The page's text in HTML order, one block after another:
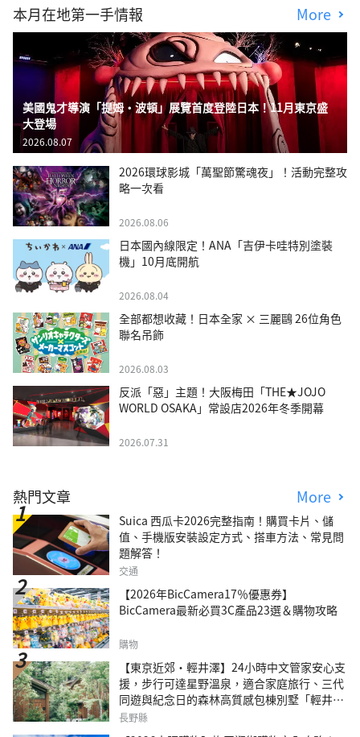
本月在地第一手情報 More
美國鬼才導演「提姆・波頓」展覽首度登陸日本！11月東京盛
大登場
2026.08.07
2026環球影城「萬聖節驚魂夜」！活動完整攻
略一次看
2026.08.06
日本國內線限定！ANA「吉伊卡哇特別塗裝
機」10月底開航
2026.08.04
全部都想收藏！日本全家 × 三麗鷗 26位角色
聯名吊飾
2026.08.03
反派「惡」主題！大阪梅田「THE★JOJO
WORLD OSAKA」常設店2026年冬季開幕
2026.07.31
熱門文章 More
Suica 西瓜卡2026完整指南！購買卡片、儲
值、手機版安裝設定方式、搭車方法、常見問
題解答！
交通
【2026年BicCamera17％優惠券】
BicCamera最新必買3C產品23選＆購物攻略
購物
【東京近郊・輕井澤】24小時中文管家安心支
援，步行可達星野溫泉，適合家庭旅行、三代
同遊與紀念日的森林高質感包棟別墅「輕井澤
森四季VILLA」
長野縣